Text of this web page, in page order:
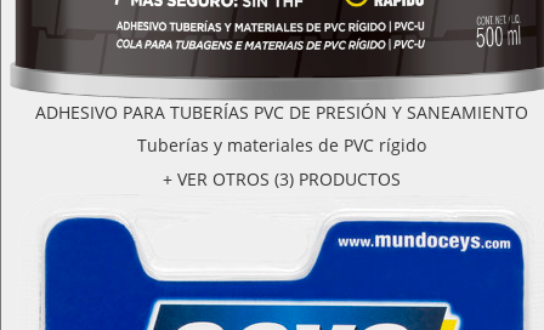
ADHESIVO PARA TUBERÍAS PVC DE PRESIÓN Y SANEAMIENTO
Tuberías y materiales de PVC rígido
+ VER OTROS (3) PRODUCTOS